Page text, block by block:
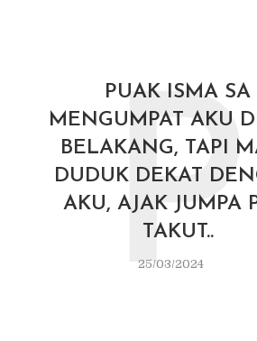
PUAK ISMA SA
MENGUMPAT AKU
BELAKANG, TAPI
DUDUK DEKAT
AKU, AJAK JUMPA
TAKUT..
25/03/2024
P